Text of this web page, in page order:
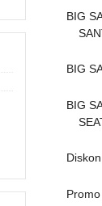
BIG
BIG
BIG